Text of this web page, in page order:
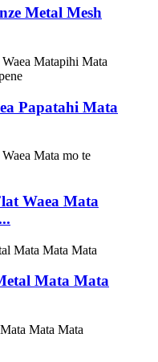
Metal Mesh
Papatahi Mata
Waea Mata
Mata Mata